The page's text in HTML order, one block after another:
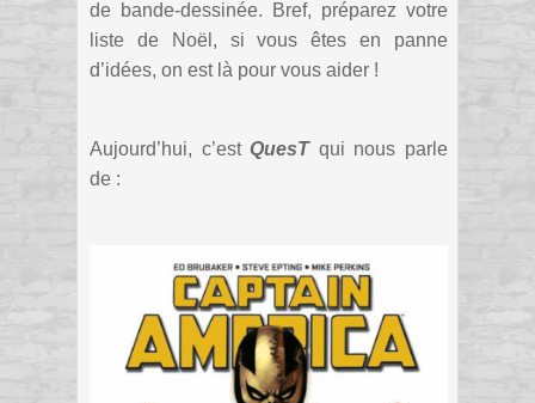
de bande-dessinée. Bref, préparez votre
liste de Noël, si vous êtes en panne
d’idées, on est là pour vous aider !
Aujourd’hui, c’estQuesT qui nous parle
de :